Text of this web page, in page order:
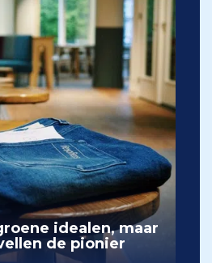
idealen, maar
de pionier